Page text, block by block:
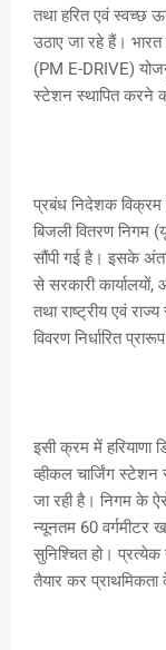
तथा हरित एवं स्वच्छ
उठाए जा रहे हैं। भारत
(PM E-DRIVE)
स्टेशन स्थापित करने
प्रबंध निदेशक विक्रम
बिजली वितरण निगम
सौंपी गई है। इसके
से सरकारी कार्यालयों,
तथा राष्ट्रीय एवं
विवरण निर्धारित
इसी क्रम में हरियाणा
व्हीकल चार्जिंग
जा रही है। निगम के
न्यूनतम 60 वर्गमीटर
सुनिश्चित हो। प्रत्येक
तैयार कर